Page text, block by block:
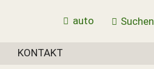
KONTAKT
Suchen
auto